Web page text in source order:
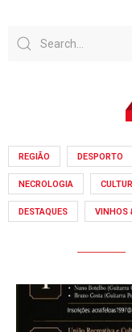
REGIÃO DESPORTO
NECROLOGIA
DESTAQUES VINHOS